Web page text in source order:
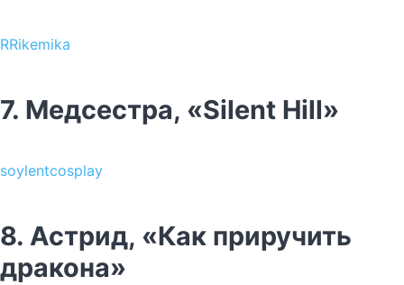
RRikemika
7. Медсестра, «Silent Hill»
soylentcosplay
8. Астрид, «Как приручить
дракона»